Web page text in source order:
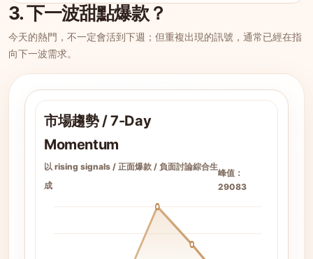
3. 下一波甜點爆款？
今天的熱門，不一定會活到下週；但重複出現的訊號，通常已經在指
向下一波需求。
市場趨勢 / 7-Day
Momentum
以 rising signals / 正面爆款 / 負面討論綜合生
成
峰值：
29083